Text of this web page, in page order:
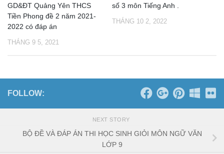
GD&ĐT Quảng Yên THCS
Tiền Phong đề 2 năm 2021-
2022 có đáp án
THÁNG 9 5, 2021
số 3 môn Tiếng Anh .
THÁNG 10 2, 2022
FOLLOW:
NEXT STORY
BỘ ĐỀ VÀ ĐÁP ÁN THI HỌC SINH GIỎI MÔN NGỮ VĂN
LỚP 9